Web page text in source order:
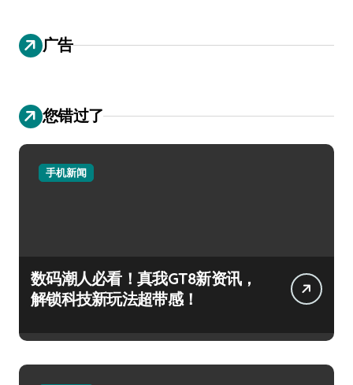
广告
您错过了
手机新闻
数码潮人必看！真我GT8新资讯，
解锁科技新玩法超带感！